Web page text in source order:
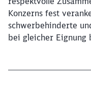
Konzerns fest
schwerbehinderte
bei gleicher